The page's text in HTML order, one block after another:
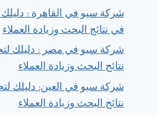
شركة سيو في القاهرة :
في نتائج البحث وزيادة العملاء
شركة سيو في مصر : دليلك
نتائج البحث وزيادة العملاء
شركة سيو في العين: دليلك
نتائج البحث وزيادة العملاء